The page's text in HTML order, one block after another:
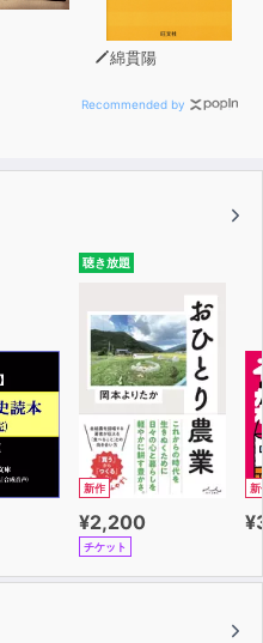
綿貫陽
Recommended by
聴き放題
新作
¥2,200
チケット
新